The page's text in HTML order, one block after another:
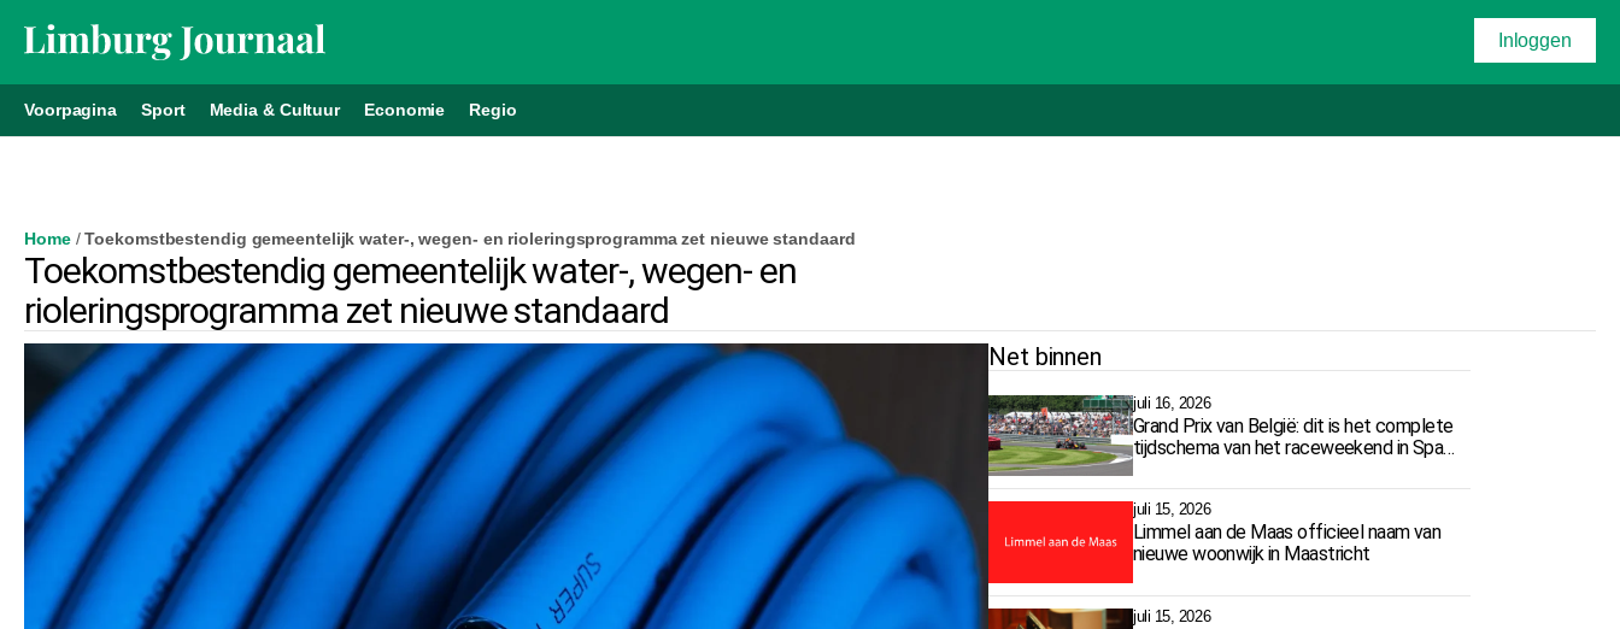
Inloggen
Voorpagina Sport Media & Cultuur Economie Regio
Home/Toekomstbestendig gemeentelijk water-, wegen- en rioleringsprogramma zet nieuwe standaard
Toekomstbestendig gemeentelijk water-, wegen- en
rioleringsprogramma zet nieuwe standaard
Net binnen
juli 16, 2026
Grand Prix van België: dit is het complete
tijdschema van het raceweekend in Spa-
juli 15, 2026
Limmel aan de Maas officieel naam van
nieuwe woonwijk in Maastricht
juli 15, 2026